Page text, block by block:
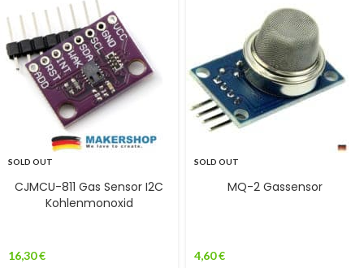
SOLD OUT
CJMCU-811 Gas Sensor I2C
Kohlenmonoxid
16,30€
SOLD OUT
MQ-2 Gassensor
4,60€